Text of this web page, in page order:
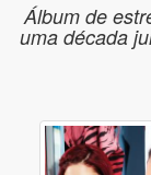
Álbum de
uma década